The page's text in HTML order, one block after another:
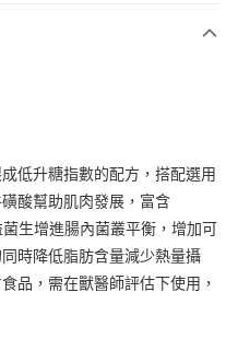
款」的支付方式。 讓您購物簡單
低升糖指數的配方，搭配選用
酸幫助肌肉發展，富含
生增進腸內菌叢平衡，增加可
時降低脂肪含量減少熱量攝
品，需在獸醫師評估下使用，